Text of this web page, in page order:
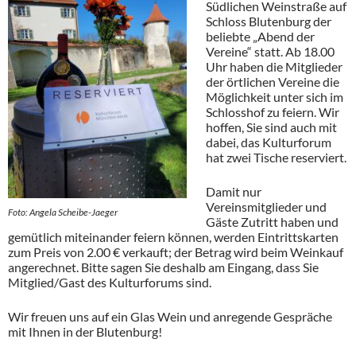
Foto: Angela Scheibe-Jaeger
Südlichen Weinstraße auf
Schloss Blutenburg der
beliebte „Abend der
Vereine“ statt. Ab 18.00
Uhr haben die Mitglieder
der örtlichen Vereine die
Möglichkeit unter sich im
Schlosshof zu feiern. Wir
hoffen, Sie sind auch mit
dabei, das Kulturforum
hat zwei Tische reserviert.
Damit nur
Vereinsmitglieder und
Gäste Zutritt haben und
gemütlich miteinander feiern können, werden Eintrittskarten
zum Preis von 2.00 € verkauft; der Betrag wird beim Weinkauf
angerechnet. Bitte sagen Sie deshalb am Eingang, dass Sie
Mitglied/Gast des Kulturforums sind.
Wir freuen uns auf ein Glas Wein und anregende Gespräche
mit Ihnen in der Blutenburg!